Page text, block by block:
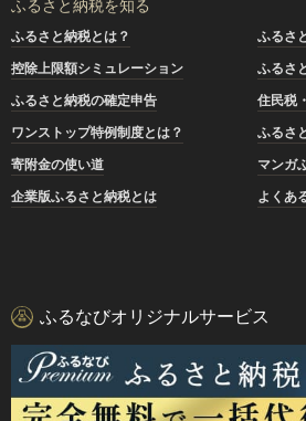
ふるさと納税を知る
ふるさと納税とは？
ふるさ
控除上限額シミュレーション
ふるさ
ふるさと納税の確定申告
住民税
ワンストップ特例制度とは？
ふるさ
寄附金の使い道
マンガ
企業版ふるさと納税とは
よくあ
ふるなびオリジナルサービス